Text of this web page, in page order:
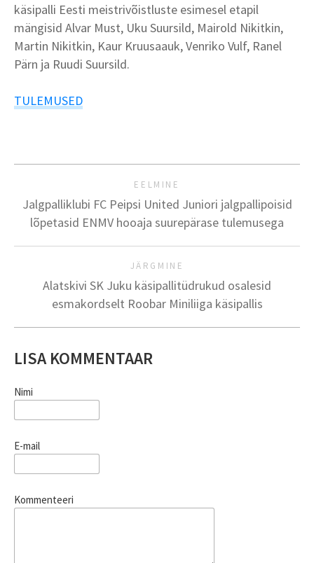
käsipalli Eesti meistrivõistluste esimesel etapil
mängisid Alvar Must, Uku Suursild, Mairold Nikitkin,
Martin Nikitkin, Kaur Kruusaauk, Venriko Vulf, Ranel
Pärn ja Ruudi Suursild.
TULEMUSED
EELMINE
Jalgpalliklubi FC Peipsi United Juniori jalgpallipoisid
lõpetasid ENMV hooaja suurepärase tulemusega
JÄRGMINE
Alatskivi SK Juku käsipallitüdrukud osalesid
esmakordselt Roobar Miniliiga käsipallis
LISA KOMMENTAAR
Nimi
E-mail
Kommenteeri